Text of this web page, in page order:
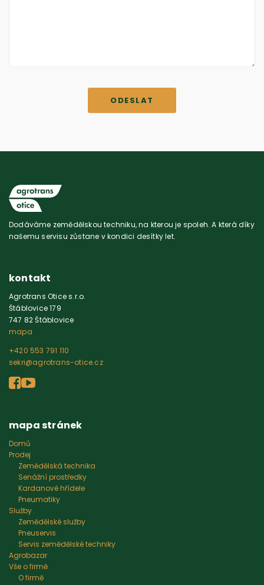
Dodáváme zemědělskou techniku, na kterou je spoleh. A která díky
našemu servisu zůstane v kondici desítky let.
kontakt
Agrotrans Otice s.r.o.
Štáblovice 179
747 82 Štáblovice
mapa
+420 553 791 110
sekri@agrotrans-otice.cz
mapa stránek
Domů
Prodej
Zemědělská technika
Senážní prostředky
Kardanové hřídele
Pneumatiky
Služby
Zemědělské služby
Pneuservis
Servis zemědělské techniky
Agrobazar
Vše o firmě
O firmě